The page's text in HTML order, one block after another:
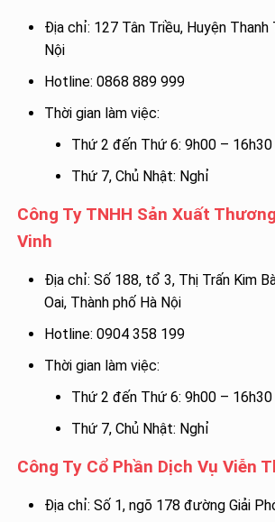
Địa chỉ: 127 Tân Triều, Huyện Thanh
Nội
Hotline: 0868 889 999
Thời gian làm việc:
Thứ 2 đến Thứ 6: 9h00 – 16h30
Thứ 7, Chủ Nhật: Nghỉ
Công Ty TNHH Sản Xuất
Vinh
Địa chỉ: Số 188, tổ 3, Thị Trấn Kim
Oai, Thành phố Hà Nội
Hotline: 0904 358 199
Thời gian làm việc:
Thứ 2 đến Thứ 6: 9h00 – 16h30
Thứ 7, Chủ Nhật: Nghỉ
Công Ty Cổ Phần Dịch Vụ Viễn
Địa chỉ: Số 1, ngõ 178 đường Giải